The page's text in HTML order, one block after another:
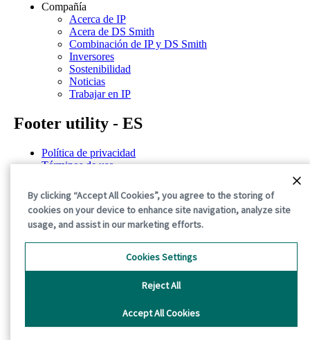
Compañía
Acerca de IP
Acera de DS Smith
Combinación de IP y DS Smith
Inversores
Sostenibilidad
Noticias
Trabajar en IP
Footer utility - ES
Política de privacidad
Términos de uso
Política de cookies
Términos y condiciones generales
©2026 International Paper. All Rights Reserved.
By clicking “Accept All Cookies”, you agree to the storing of
cookies on your device to enhance site navigation, analyze site
usage, and assist in our marketing efforts.
Accept All Cookies
Reject All
Cookies Settings